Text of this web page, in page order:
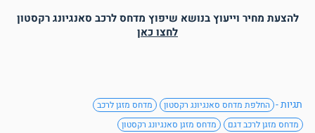
להצעת מחיר וייעוץ בנושא שיפוץ מדחס לרכב סאנגיונג רקסטון
לחצו כאן
תגיות - החלפת מדחס סאנגיונג רקסטון
מדחס מזגן לרכב
מדחס מזגן לרכב דגם
מדחס מזגן סאנגיונג רקסטון